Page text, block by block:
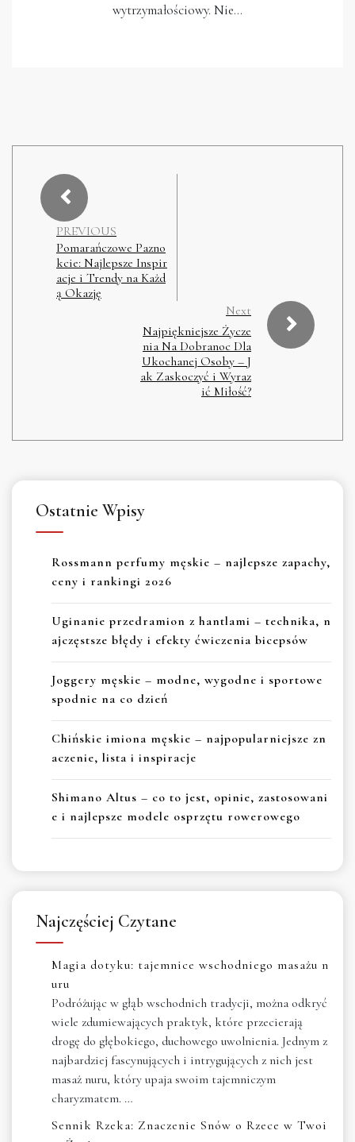
wytrzymałościowy. Nie…
PREVIOUS
Pomarańczowe Pazno
kcie: Najlepsze Inspir
acje i Trendy na Każd
ą Okazję
Next
Najpiękniejsze Życze
nia Na Dobranoc Dla
Ukochanej Osoby – J
ak Zaskoczyć i Wyraz
ić Miłość?
Ostatnie Wpisy
Rossmann perfumy męskie – najlepsze zapachy,
ceny i rankingi 2026
Uginanie przedramion z hantlami – technika, n
ajczęstsze błędy i efekty ćwiczenia bicepsów
Joggery męskie – modne, wygodne i sportowe
spodnie na co dzień
Chińskie imiona męskie – najpopularniejsze zn
aczenie, lista i inspiracje
Shimano Altus – co to jest, opinie, zastosowani
e i najlepsze modele osprzętu rowerowego
Najczęściej Czytane
Magia dotyku: tajemnice wschodniego masażu n
uru
Podróżując w głąb wschodnich tradycji, można odkryć
wiele zdumiewających praktyk, które przecierają
drogę do głębokiego, duchowego uwolnienia. Jednym z
najbardziej fascynujących i intrygujących z nich jest
masaż nuru, który upaja swoim tajemniczym
charyzmatem. …
Sennik Rzeka: Znaczenie Snów o Rzece w Twoi